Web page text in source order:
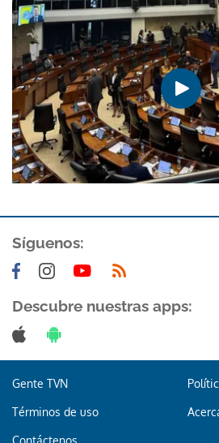
Síguenos:
Descubre nuestras apps:
Gente TVN
Términos de uso